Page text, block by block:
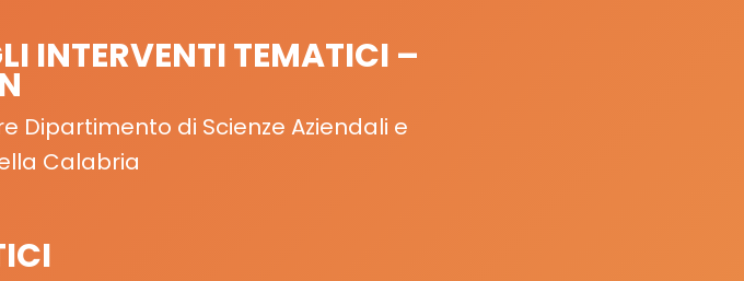
INTERVENTI TEMATICI –
Dipartimento di Scienze Aziendali e
Calabria